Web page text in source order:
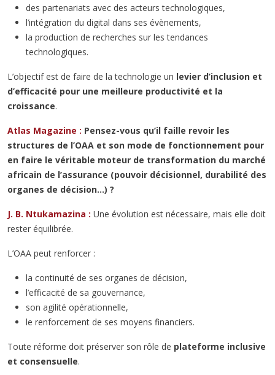
des partenariats avec des acteurs technologiques,
l’intégration du digital dans ses évènements,
la production de recherches sur les tendances
technologiques.
L’objectif est de faire de la technologie un levier d’inclusion et
d’efficacité pour une meilleure productivité et la
croissance.
Atlas Magazine : Pensez-vous qu’il faille revoir les
structures de l’OAA et son mode de fonctionnement pour
en faire le véritable moteur de transformation du marché
africain de l’assurance (pouvoir décisionnel, durabilité des
organes de décision…) ?
J. B. Ntukamazina : Une évolution est nécessaire, mais elle doit
rester équilibrée.
L’OAA peut renforcer :
la continuité de ses organes de décision,
l’efficacité de sa gouvernance,
son agilité opérationnelle,
le renforcement de ses moyens financiers.
Toute réforme doit préserver son rôle de plateforme inclusive
et consensuelle.